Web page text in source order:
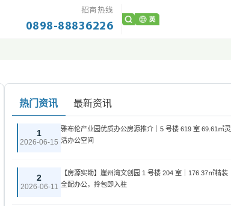
招商热线
0898-88836226
热门资讯 最新资讯
1
2026-06-15
雅布伦产业园优质办公房源推介｜5 号楼 619 室 69.61㎡灵
活办公空间
2
2026-06-11
【房源实勘】崖州湾文创园 1 号楼 204 室｜176.37㎡精装
全配办公，拎包即入驻